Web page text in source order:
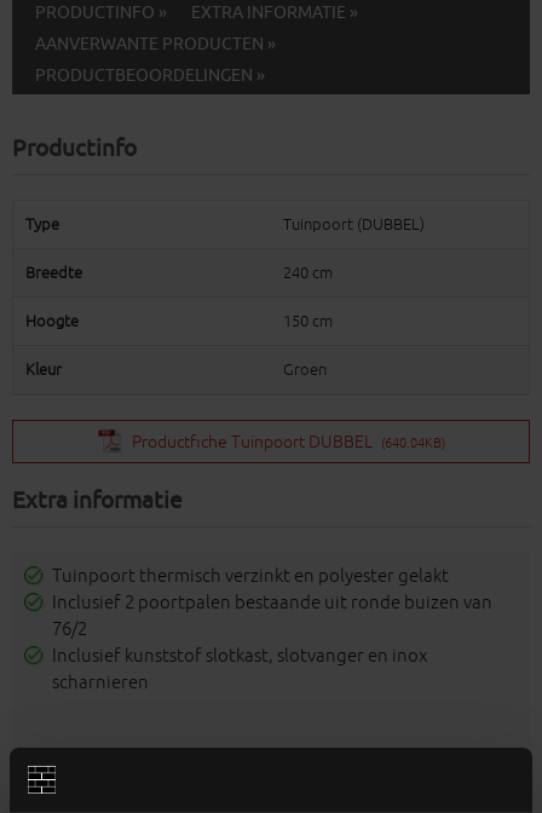
PRODUCTINFO »
EXTRA INFORMATIE »
AANVERWANTE PRODUCTEN »
PRODUCTBEOORDELINGEN »
Productinfo
Type Tuinpoort (DUBBEL)
Breedte 240 cm
Hoogte 150 cm
Kleur Groen
Productfiche Tuinpoort DUBBEL (640.04KB)
Extra informatie
Tuinpoort thermisch verzinkt en polyester gelakt
Inclusief 2 poortpalen bestaande uit ronde buizen van
76/2
Inclusief kunststof slotkast, slotvanger en inox
scharnieren